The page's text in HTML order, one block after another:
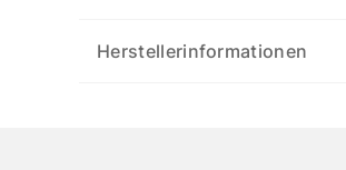
Herstellerinformationen